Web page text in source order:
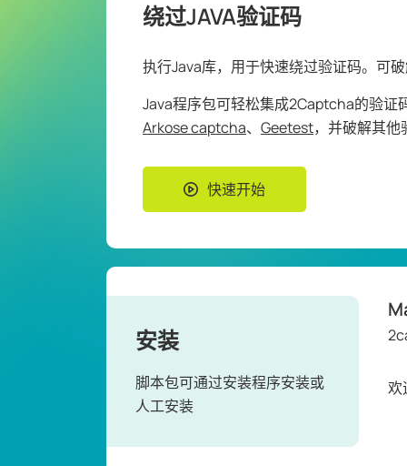
绕过JAVA验证码
执行Java库，用于快速绕过验证码。可
Java程序包可轻松集成2Captcha的验证
Arkose captcha、 Geetest，并破解其他
快速开始
安装
脚本包可通过安装程序安装或
人工安装
欢